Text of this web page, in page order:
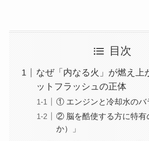
目次
なぜ「内なる火」が燃え上
ットフラッシュの正体
① エンジンと冷却水のバ
② 脳を酷使する方に特有
か）」